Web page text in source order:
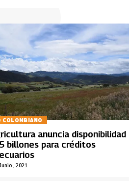
COLOMBIANO
, 2021
anuncia disponibilidad
billones para créditos